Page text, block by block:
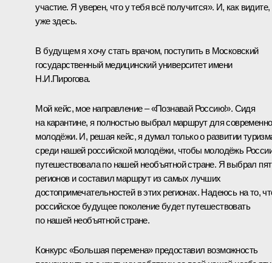
участие. Я уверен, что у тебя всё получится». И, как видите,
уже здесь.
В будущем я хочу стать врачом, поступить в Московский
государственный медицинский университет имени
Н.И.Пирогова.
Мой кейс, мое направление – «Познавай Россию!». Сидя
на карантине, я полностью выбрал маршрут для
молодёжи. И, решая кейс, я думал только о развитии
среди нашей российской молодёжи, чтобы молодёжь
путешествовала по нашей необъятной стране. Я выбрал
регионов и составил маршрут из самых лучших
достопримечательностей в этих регионах. Надеюсь на то,
российское будущее поколение будет путешествовать
по нашей необъятной стране.
Конкурс «Большая перемена» предоставил возможность